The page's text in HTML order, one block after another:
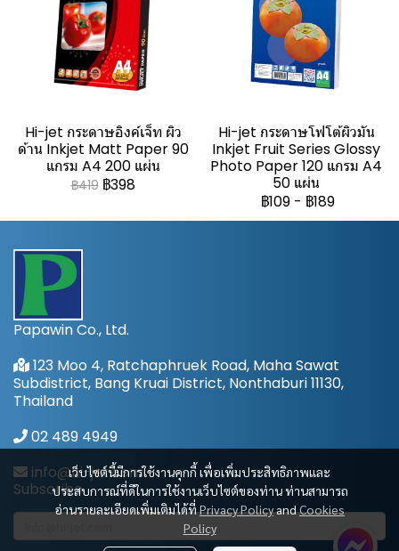
Hi-jet กระดาษอิงค์เจ็ท ผิว
ด้าน Inkjet Matt Paper 90
แกรม A4 200 แผ่น
฿419 ฿398
Hi-jet กระดาษโฟโต้ผิวมัน
Inkjet Fruit Series Glossy
Photo Paper 120 แกรม A4
50 แผ่น
฿109 - ฿189
เว็บไซต์นี้มีการใช้งานคุกกี้ เพื่อเพิ่มประสิทธิภาพและ
ประสบการณ์ที่ดีในการใช้งานเว็บไซต์ของท่าน ท่านสามารถ
อ่านรายละเอียดเพิ่มเติมได้ที่Privacy PolicyandCookies
Policy
Papawin Co., Ltd.
123 Moo 4, Ratchaphruek Road, Maha Sawat
Subdistrict, Bang Kruai District, Nonthaburi 11130,
Thailand
02 489 4949
info@hi-jet.com
Subscribe